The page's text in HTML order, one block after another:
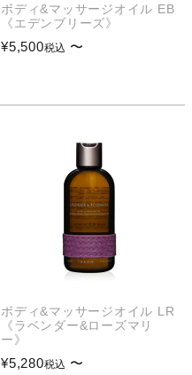
ボディ&マッサージオイル EB
《エデンブリーズ》
¥5,500税込 〜
ボディ&マッサージオイル LR
《ラベンダー&ローズマリ
ー》
¥5,280税込 〜